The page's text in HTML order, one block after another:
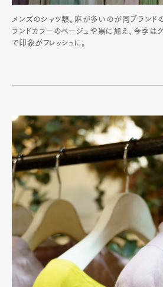
メンズのシャツ類。麻が多いのが同ブラン
ランドカラーのベージュや黒に加え、今季は
で印象がフレッシュに。